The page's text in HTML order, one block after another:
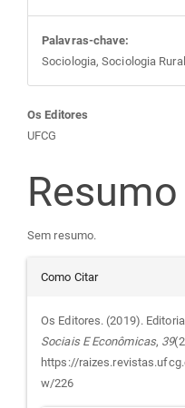
Palavras-chave:
Sociologia, Sociologia Rural
Conteúdo
do
artigo
principal
Os Editores
UFCG
Resumo
Sem resumo.
Detalhes
do
artigo
Como Citar
Os Editores. (2019).
Sociais E Econômicas, 39
https://
w/226